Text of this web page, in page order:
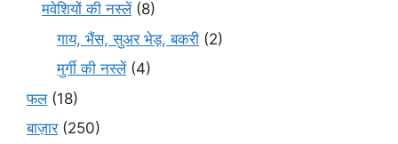
मवेशियों की नस्लें(8)
गाय, भैंस, सुअर भेड़, बकरी (2)
मुर्गी की नस्लें(4)
फल(18)
बाज़ार(250)